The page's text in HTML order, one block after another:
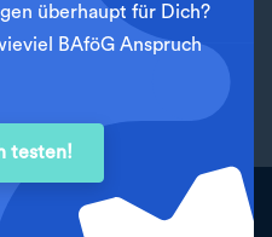
überhaupt für Dich?
BAföG Anspruch
testen!